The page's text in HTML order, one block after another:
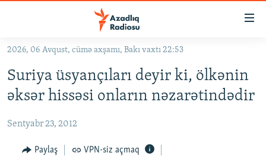
Əsas
qayıt
Əsas
qayıt
#İZAHLA
#ƏSLINDƏ
FƏRQƏ BAX
2026, 06 Avqust, cümə axşamı, Bakı vaxtı 22:53
Suriya üsyançıları deyir ki, ölkənin
əksər hissəsi onların nəzarətindədir
Sentyabr 23, 2012
Paylaş VPN-siz açmaq